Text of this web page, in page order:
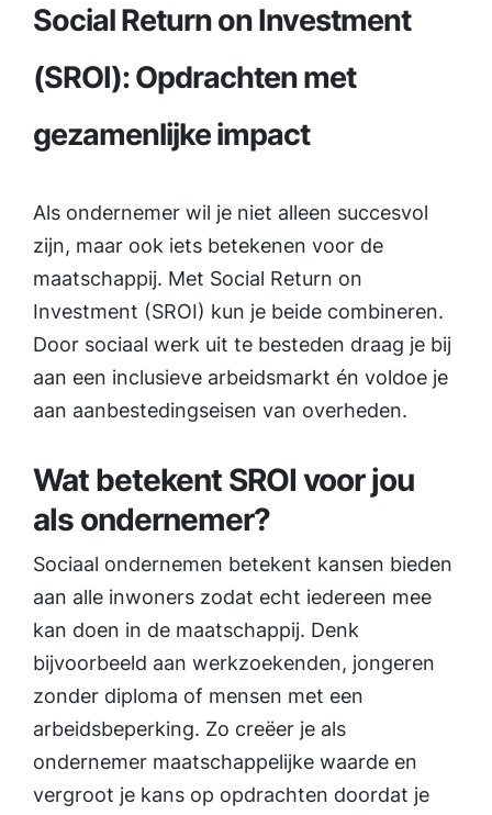
Social Return on Investment
(SROI): Opdrachten met
gezamenlijke impact
Als ondernemer wil je niet alleen succesvol
zijn, maar ook iets betekenen voor de
maatschappij. Met Social Return on
Investment (SROI) kun je beide combineren.
Door sociaal werk uit te besteden draag je bij
aan een inclusieve arbeidsmarkt én voldoe je
aan aanbestedingseisen van overheden.
Wat betekent SROI voor jou
als ondernemer?
Sociaal ondernemen betekent kansen bieden
aan alle inwoners zodat echt iedereen mee
kan doen in de maatschappij. Denk
bijvoorbeeld aan werkzoekenden, jongeren
zonder diploma of mensen met een
arbeidsbeperking. Zo creëer je als
ondernemer maatschappelijke waarde en
vergroot je kans op opdrachten doordat je